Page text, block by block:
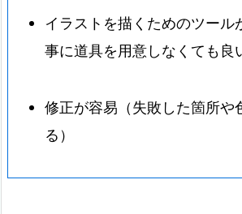
イラストを描くためのツール
事に道具を用意しなくても良
修正が容易（失敗した箇所や
る）